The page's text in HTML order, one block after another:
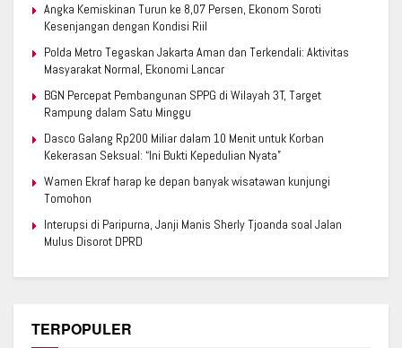
Angka Kemiskinan Turun ke 8,07 Persen, Ekonom Soroti
Kesenjangan dengan Kondisi Riil
Polda Metro Tegaskan Jakarta Aman dan Terkendali: Aktivitas
Masyarakat Normal, Ekonomi Lancar
BGN Percepat Pembangunan SPPG di Wilayah 3T, Target
Rampung dalam Satu Minggu
Dasco Galang Rp200 Miliar dalam 10 Menit untuk Korban
Kekerasan Seksual: “Ini Bukti Kepedulian Nyata”
Wamen Ekraf harap ke depan banyak wisatawan kunjungi
Tomohon
Interupsi di Paripurna, Janji Manis Sherly Tjoanda soal Jalan
Mulus Disorot DPRD
TERPOPULER